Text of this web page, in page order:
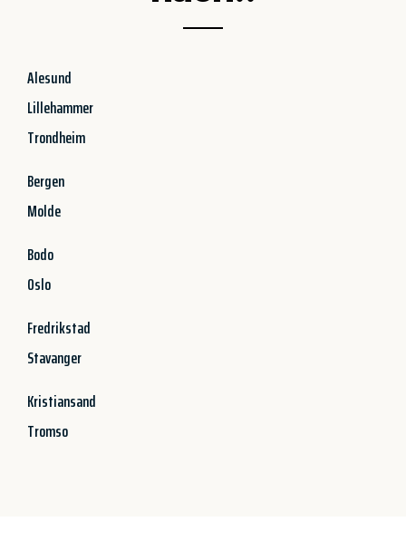
Alesund
Lillehammer
Trondheim
Bergen
Molde
Bodo
Oslo
Fredrikstad
Stavanger
Kristiansand
Tromso